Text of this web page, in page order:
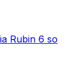
Rubin 6 so